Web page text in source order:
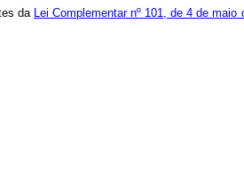
da Lei Complementar nº 101, de 4 de maio